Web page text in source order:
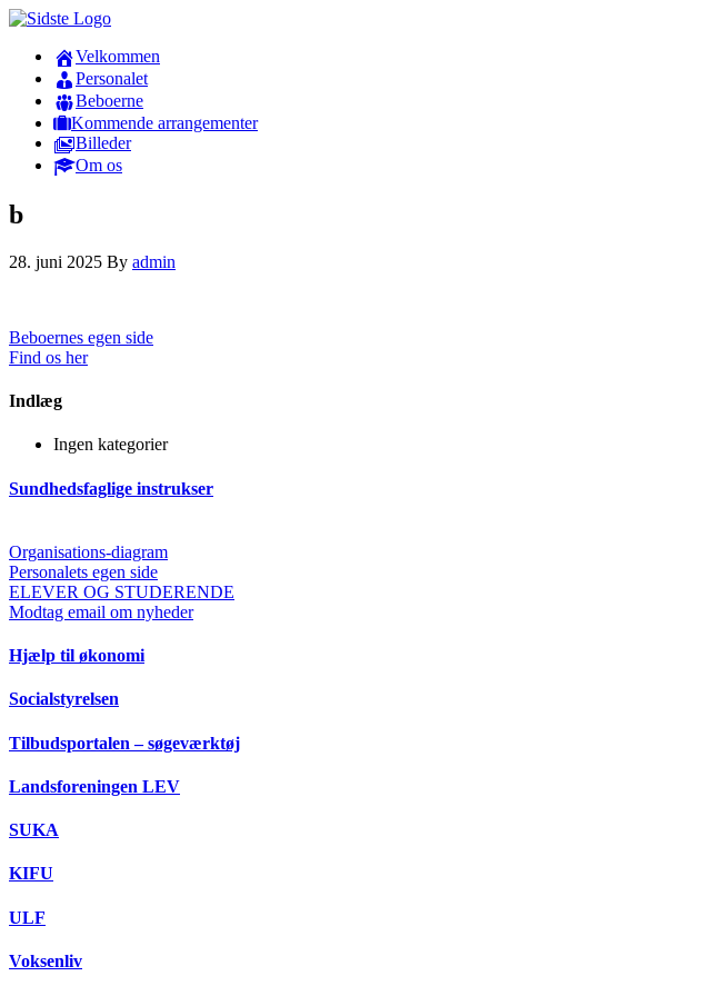
Velkommen
Personalet
Beboerne
Kommende arrangementer
Billeder
Om os
b
28. juni 2025 By admin
Beboernes egen side
Find os her
Indlæg
Ingen kategorier
Sundhedsfaglige instrukser
Organisations-diagram
Personalets egen side
ELEVER OG STUDERENDE
Modtag email om nyheder
Hjælp til økonomi
Socialstyrelsen
Tilbudsportalen – søgeværktøj
Landsforeningen LEV
SUKA
KIFU
ULF
Voksenliv